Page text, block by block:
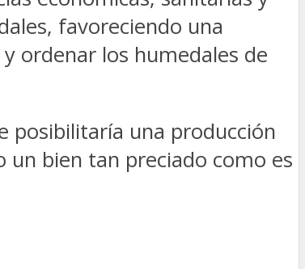
favoreciendo una
ordenar los humedales de
posibilitaría una producción
un bien tan preciado como es